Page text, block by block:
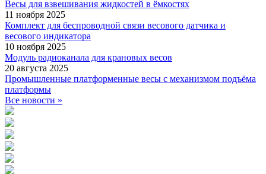
Весы для взвешивания жидкостей в ёмкостях
11 ноября 2025
Комплект для беспроводной связи весового датчика и
весового индикатора
10 ноября 2025
Модуль радиоканала для крановых весов
20 августа 2025
Промышленные платформенные весы с механизмом подъёма
платформы
Все новости »